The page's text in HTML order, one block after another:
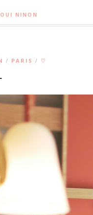
NINON
/ PARIS / ♡